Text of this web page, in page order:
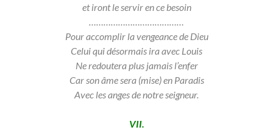
et iront le servir en ce besoin
…………………………………
Pour accomplir la vengeance de Dieu
Celui qui désormais ira avec Louis
Ne redoutera plus jamais l’enfer
Car son âme sera (mise) en Paradis
Avec les anges de notre seigneur.
VII.